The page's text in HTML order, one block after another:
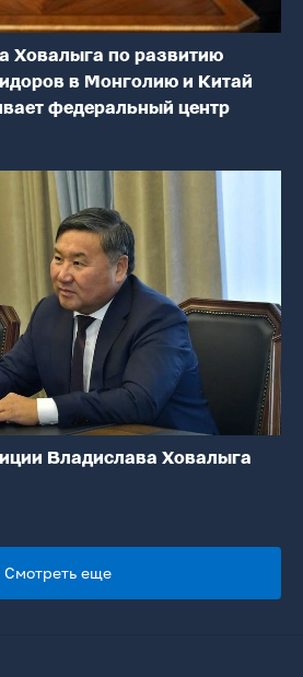
Ховалыга по развитию
в Монголию и Китай
федеральный центр
Владислава Ховалыга
Смотреть еще